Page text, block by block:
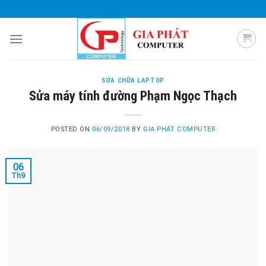
to
content
SỬA CHỮA LAPTOP
Sửa máy tính đường Phạm Ngọc Thạch
POSTED ON 06/09/2018 BY GIA PHÁT COMPUTER
06
Th9